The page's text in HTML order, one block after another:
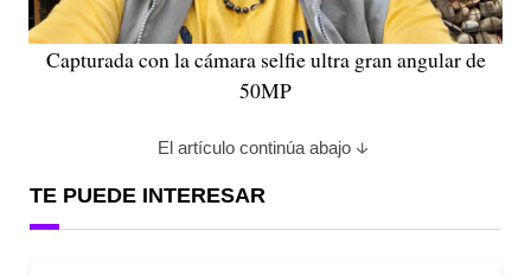
Capturada con la cámara selfie ultra gran angular de
50MP
El artículo continúa abajo
TE PUEDE INTERESAR